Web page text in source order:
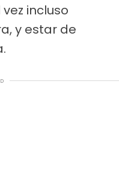
incluso
y estar de